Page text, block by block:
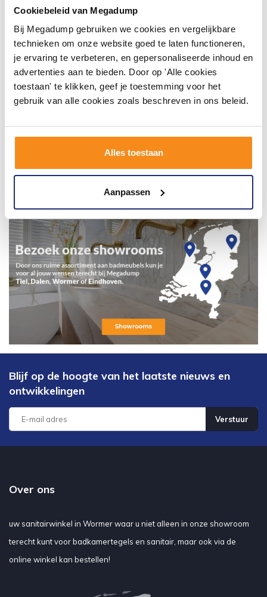
Cookiebeleid van Megadump
Bij Megadump gebruiken we cookies en vergelijkbare
technieken om onze website goed te laten functioneren,
je ervaring te verbeteren, en gepersonaliseerde inhoud en
advertenties aan te bieden. Door op 'Alle cookies
toestaan' te klikken, geef je toestemming voor het
gebruik van alle cookies zoals beschreven in ons beleid.
Alles toestaan
Aanpassen
inspirerende omgeving vol met unieke
badkamerstijlen. Doe je mee?
Blijf op de hoogte van het laatste nieuws en
ontwikkelingen
Verstuur
Over ons
uw sanitairwinkel in Wormer waar u niet alleen in onze showroom
terecht kunt voor badkamertegels en sanitair, maar ook via de
online winkel kan bestellen!